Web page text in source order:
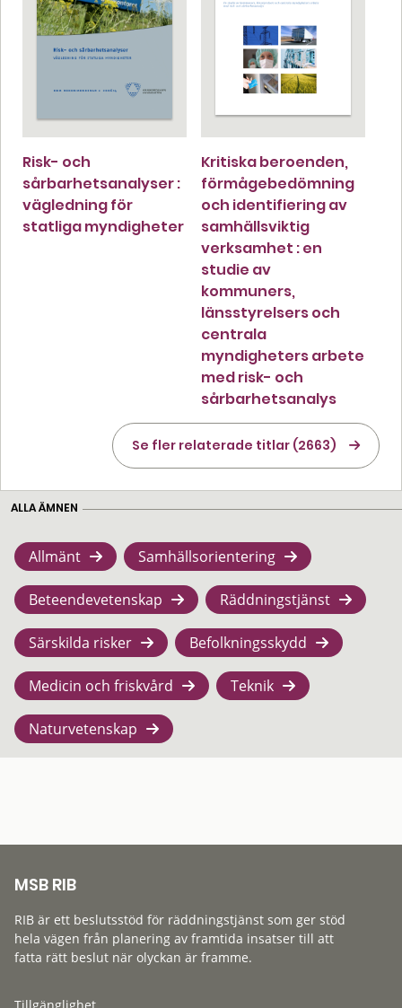
Risk- och
sårbarhetsanalyser :
vägledning för
statliga myndigheter
Kritiska beroenden,
förmågebedömning
och identifiering av
samhällsviktig
verksamhet : en
studie av
kommuners,
länsstyrelsers och
centrala
myndigheters arbete
med risk- och
sårbarhetsanalys
Se fler relaterade titlar (2663)
ALLA ÄMNEN
Allmänt Samhällsorientering
Beteendevetenskap Räddningstjänst
Särskilda risker Befolkningsskydd
Medicin och friskvård Teknik
Naturvetenskap
MSB RIB
RIB är ett beslutsstöd för räddningstjänst som ger stöd
hela vägen från planering av framtida insatser till att
fatta rätt beslut när olyckan är framme.